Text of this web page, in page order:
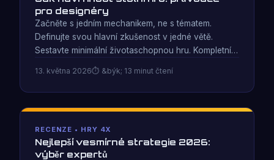
pro designéry
Začněte s jedním mechanikem, ne s tématem.
Definujte svou hlavní zkušenost v jedné větě.
Sestavte minimální životaschopnou hru. Kompletní
Neutronium: Parallel Wars.
13. května 2026 &býk; 13 minut čtení
RECENZE • HRY 4X
Nejlepší vesmírné strategie 2026:
výběr expertů